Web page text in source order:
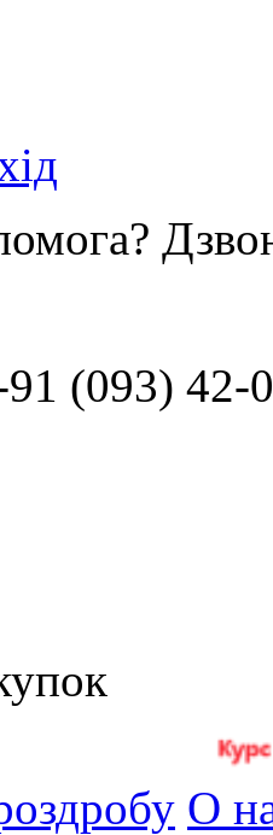
(093) 42-
О